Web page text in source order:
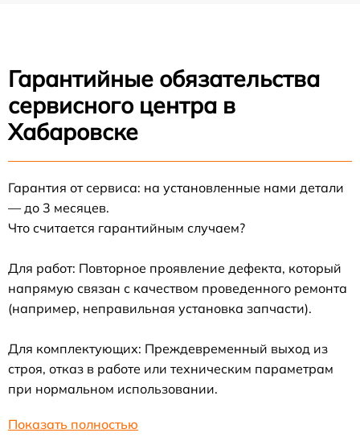
Гарантийные обязательства
сервисного центра в
Хабаровске
Гарантия от сервиса: на установленные нами детали
— до 3 месяцев.
Что считается гарантийным случаем?
Для работ: Повторное проявление дефекта, который
напрямую связан с качеством проведенного ремонта
(например, неправильная установка запчасти).
Для комплектующих: Преждевременный выход из
строя, отказ в работе или техническим параметрам
при нормальном использовании.
Показать полностью